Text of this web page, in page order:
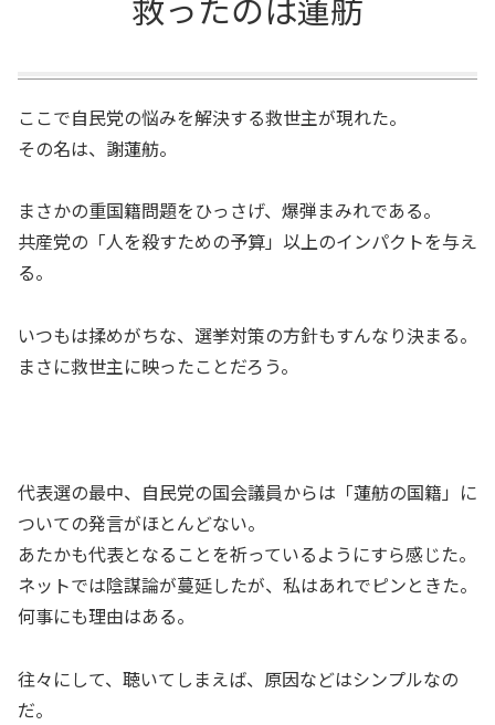
ここで自民党の悩みを解決する救世主が現れた。
その名は、謝蓮舫。
まさかの重国籍問題をひっさげ、爆弾まみれである。
共産党の「人を殺すための予算」以上のインパクトを与え
る。
いつもは揉めがちな、選挙対策の方針もすんなり決まる。
まさに救世主に映ったことだろう。
代表選の最中、自民党の国会議員からは「蓮舫の国籍」に
ついての発言がほとんどない。
あたかも代表となることを祈っているようにすら感じた。
ネットでは陰謀論が蔓延したが、私はあれでピンときた。
何事にも理由はある。
往々にして、聴いてしまえば、原因などはシンプルなの
だ。